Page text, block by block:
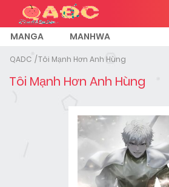
MANGA MANHWA
QADC Tôi Mạnh Hơn Anh Hùng
Tôi Mạnh Hơn Anh Hùng